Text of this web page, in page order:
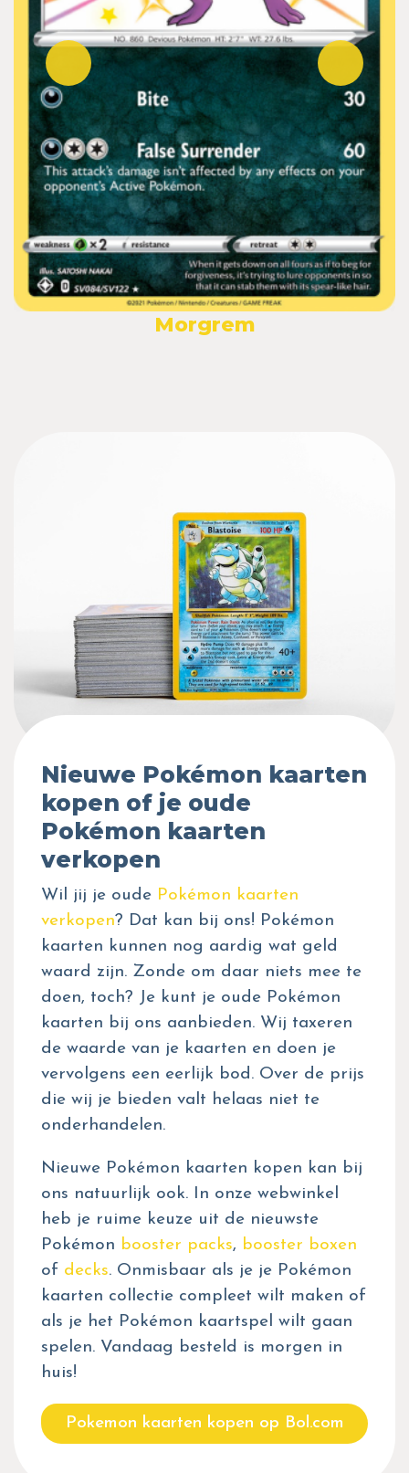
Morgrem
Nieuwe Pokémon kaarten
kopen of je oude
Pokémon kaarten
verkopen
Wil jij je oude Pokémon kaarten
verkopen? Dat kan bij ons! Pokémon
kaarten kunnen nog aardig wat geld
waard zijn. Zonde om daar niets mee te
doen, toch? Je kunt je oude Pokémon
kaarten bij ons aanbieden. Wij taxeren
de waarde van je kaarten en doen je
vervolgens een eerlijk bod. Over de prijs
die wij je bieden valt helaas niet te
onderhandelen.
Nieuwe Pokémon kaarten kopen kan bij
ons natuurlijk ook. In onze webwinkel
heb je ruime keuze uit de nieuwste
Pokémon booster packs, booster boxen
of decks. Onmisbaar als je je Pokémon
kaarten collectie compleet wilt maken of
als je het Pokémon kaartspel wilt gaan
spelen. Vandaag besteld is morgen in
huis!
Pokemon kaarten kopen op Bol.com